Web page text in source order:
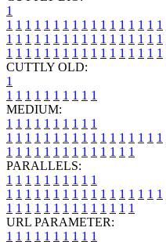
1
1 1 1 1 1 1 1 1 1 1 1 1 1 1 1 1 1
1 1 1 1 1 1 1 1 1 1 1 1 1 1 1 1 1
1 1 1 1 1 1 1 1 1 1 1 1 1 1 1 1 1
CUTTLY OLD:
1
1 1 1 1 1 1 1 1 1 1
MEDIUM:
1 1 1 1 1 1 1 1 1 1
1 1 1 1 1 1 1 1 1 1 1 1 1 1 1 1 1
1 1 1 1 1 1 1 1 1 1 1 1 1 1
PARALLELS:
1 1 1 1 1 1 1 1 1 1
1 1 1 1 1 1 1 1 1 1 1 1 1 1 1 1 1
1 1 1 1 1 1 1 1 1 1 1 1 1 1
URL PARAMETER:
1 1 1 1 1 1 1 1 1 1